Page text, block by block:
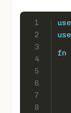
1
2
3
4
5
6
7
8
use
use
fn